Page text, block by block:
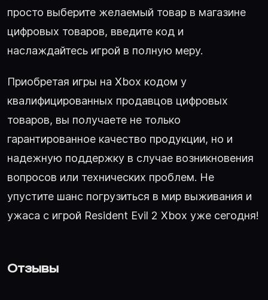
просто выберите желаемый товар в магазине
цифровых товаров, введите код и
наслаждайтесь игрой в полную меру.
Приобретая игры на Xbox кодом у
квалифицированных продавцов цифровых
товаров, вы получаете не только
гарантированное качество продукции, но и
надежную поддержку в случае возникновения
вопросов или технических проблем. Не
упустите шанс погрузиться в мир выживания и
ужаса с игрой Resident Evil 2 Xbox уже сегодня!
Отзывы